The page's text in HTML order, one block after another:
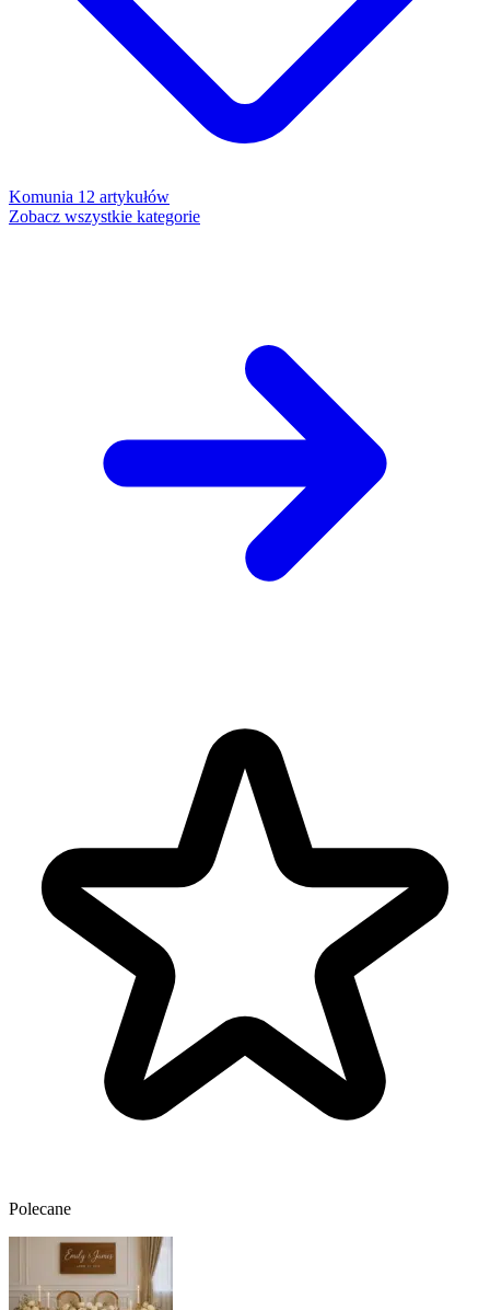
Komunia 12 artykułów
Zobacz wszystkie kategorie
Polecane